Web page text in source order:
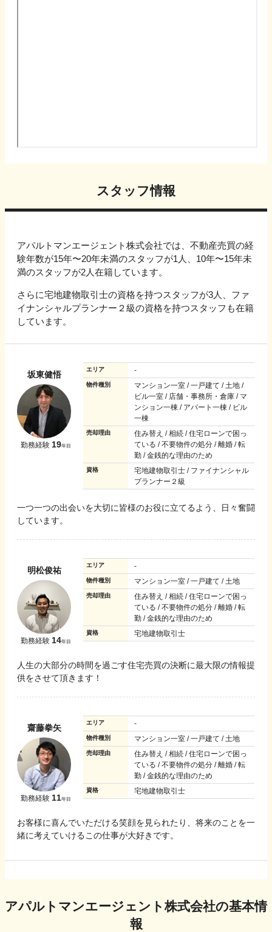
スタッフ情報
アパルトマンエージェント株式会社では、不動産売買の経
験年数が15年〜20年未満のスタッフが1人、10年〜15年未
満のスタッフが2人在籍しています。
さらに宅地建物取引士の資格を持つスタッフが3人、ファ
イナンシャルプランナー２級の資格を持つスタッフも在籍
しています。
坂東健悟
勤務経験 19年目
エリア -
物件種別
マンション一室 / 一戸建て / 土地 /
ビル一室 / 店舗・事務所・倉庫 / マ
ンション一棟 / アパート一棟 / ビル
一棟
売却理由
住み替え / 相続 / 住宅ローンで困っ
ている / 不要物件の処分 / 離婚 / 転
勤 / 金銭的な理由のため
資格
宅地建物取引士 / ファイナンシャル
プランナー２級
一つ一つの出会いを大切に皆様のお役に立てるよう、日々奮闘
しています。
明松俊祐
勤務経験 14年目
エリア -
物件種別 マンション一室 / 一戸建て / 土地
売却理由
住み替え / 相続 / 住宅ローンで困っ
ている / 不要物件の処分 / 離婚 / 転
勤 / 金銭的な理由のため
資格 宅地建物取引士
人生の大部分の時間を過ごす住宅売買の決断に最大限の情報提
供をさせて頂きます！
齋藤拳矢
勤務経験 11年目
エリア -
物件種別 マンション一室 / 一戸建て / 土地
売却理由
住み替え / 相続 / 住宅ローンで困っ
ている / 不要物件の処分 / 離婚 / 転
勤 / 金銭的な理由のため
資格 宅地建物取引士
お客様に喜んでいただける笑顔を見られたり、将来のことを一
緒に考えていけるこの仕事が大好きです。
アパルトマンエージェント株式会社の基本情
報